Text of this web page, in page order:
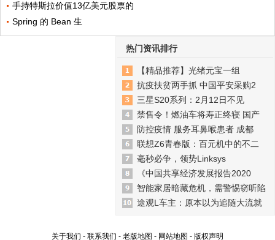
手持特斯拉价值13亿美元股票的
Spring 的 Bean 生
热门资讯排行
【精品推荐】光绪元宝一组
抗疫扶贫两手抓 中国平安采购2
三星S20系列：2月12日不见
禁售令！燃油车将寿正终寝 国产
防控疫情 服务耳鼻喉患者 成都
联想Z6青春版：百元机中的不二
毫秒必争，领势Linksys
《中国共享经济发展报告2020
智能家居暗藏危机，需警惕窃听陷
途观L车主：原本以为追随大流就
关于我们 - 联系我们 - 老版地图 - 网站地图 - 版权声明